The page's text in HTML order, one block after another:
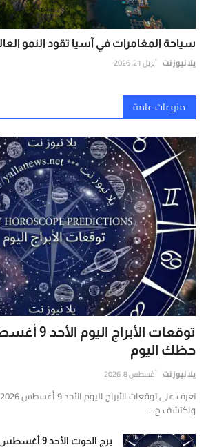
سياحة المغامرات في آسيا تقود النمو
يلا نيوز نت أبريل 21, 2026
منوعات عامة
حظك اليوم
يلا نيوز نت أغسطس 8, 2026
واكتشف ح...